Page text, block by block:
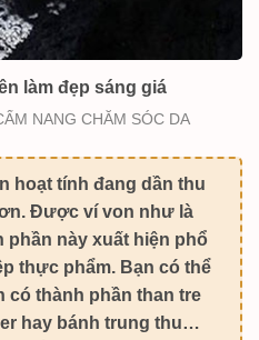
làm đẹp sáng giá
NANG CHĂM SÓC DA
hoạt tính đang dần thu
Được ví von như là
phần này xuất hiện phổ
thực phẩm. Bạn có thể
có thành phần than tre
hay bánh trung thu…